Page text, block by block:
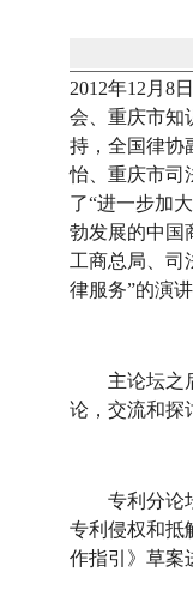
2012年12月8
会、重庆市知
持，全国律协
怡、重庆市司
了“进一步加
勃发展的中国
工商总局、司
律服务”的演讲
主论坛之后
论，交流和探
专利分论坛
专利侵权和抵
作指引》草案